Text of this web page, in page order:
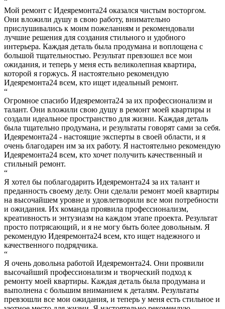
Мой ремонт с Идеяремонта24 оказался чистым восторгом.
Они вложили душу в свою работу, внимательно
прислушивались к моим пожеланиям и рекомендовали
лучшие решения для создания стильного и удобного
интерьера. Каждая деталь была продумана и воплощена с
большой тщательностью. Результат превзошел все мои
ожидания, и теперь у меня есть великолепная квартира,
которой я горжусь. Я настоятельно рекомендую
Идеяремонта24 всем, кто ищет идеальный ремонт.
“
Огромное спасибо Идеяремонта24 за их профессионализм и
талант. Они вложили свою душу в ремонт моей квартиры и
создали идеальное пространство для жизни. Каждая деталь
была тщательно продумана, и результаты говорят сами за себя.
Идеяремонта24 - настоящие эксперты в своей области, и я
очень благодарен им за их работу. Я настоятельно рекомендую
Идеяремонта24 всем, кто хочет получить качественный и
стильный ремонт.
“
Я хотел бы поблагодарить Идеяремонта24 за их талант и
преданность своему делу. Они сделали ремонт моей квартиры
на высочайшем уровне и удовлетворили все мои потребности
и ожидания. Их команда проявила профессионализм,
креативность и энтузиазм на каждом этапе проекта. Результат
просто потрясающий, и я не могу быть более довольным. Я
рекомендую Идеяремонта24 всем, кто ищет надежного и
качественного подрядчика.
“
Я очень довольна работой Идеяремонта24. Они проявили
высочайший профессионализм и творческий подход к
ремонту моей квартиры. Каждая деталь была продумана и
выполнена с большим вниманием к деталям. Результаты
превзошли все мои ожидания, и теперь у меня есть стильное и